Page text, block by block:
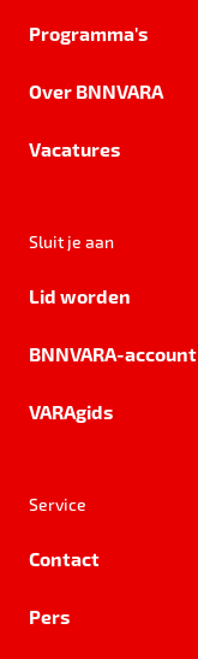
Programma's
Over BNNVARA
Vacatures
Sluit je aan
Lid worden
BNNVARA-account
VARAgids
Service
Contact
Pers